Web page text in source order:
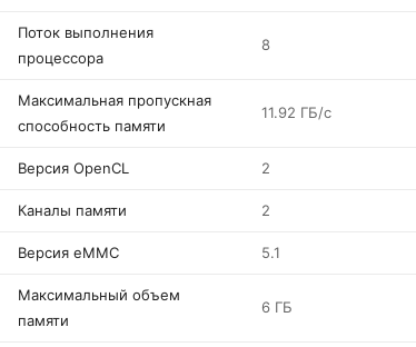
Поток выполнения
процессора
8
Максимальная пропускная
способность памяти
11.92 ГБ/с
Версия OpenCL 2
Каналы памяти 2
Версия eMMC 5.1
Максимальный объем
памяти
6 ГБ